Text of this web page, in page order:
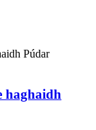
haghaidh